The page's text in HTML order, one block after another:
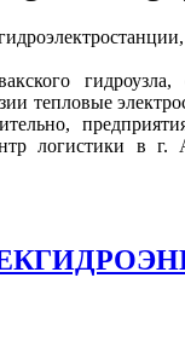
тепловые
логистики